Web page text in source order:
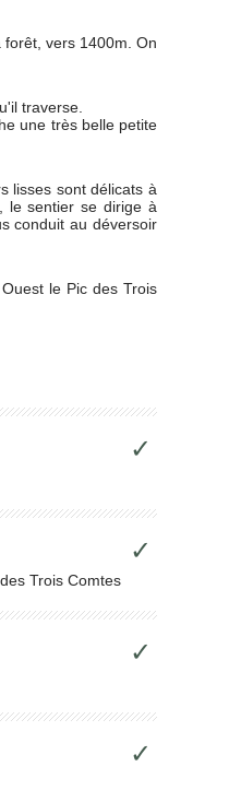
vers 1400m. On
traverse.
une très belle petite
lisses sont délicats à
le sentier se dirige à
conduit au déversoir
le Pic des Trois
✓
✓
Trois Comtes
✓
✓